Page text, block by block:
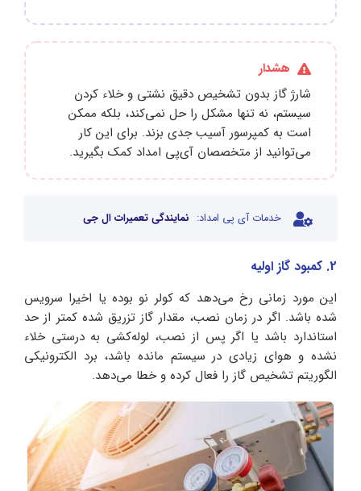
هشدار
شارژ گاز بدون تشخیص دقیق نشتی و خلاء کردن
سیستم، نه تنها مشکل را حل نمی‌کند، بلکه ممکن
است به کمپرسور آسیب جدی بزند. برای این کار
می‌توانید از متخصصان آی‌پی امداد کمک بگیرید.
خدمات آی پی امداد: نمایندگی تعمیرات ال جی
2. کمبود گاز اولیه
این مورد زمانی رخ می‌دهد که کولر نو بوده یا اخیرا سرویس
شده باشد. اگر در زمان نصب، مقدار گاز تزریق شده کمتر از حد
استاندارد باشد یا اگر پس از نصب، لوله‌کشی به درستی خلاء
نشده و هوای زیادی در سیستم مانده باشد، برد الکترونیکی
الگوریتم تشخیص گاز را فعال کرده و خطا می‌دهد.